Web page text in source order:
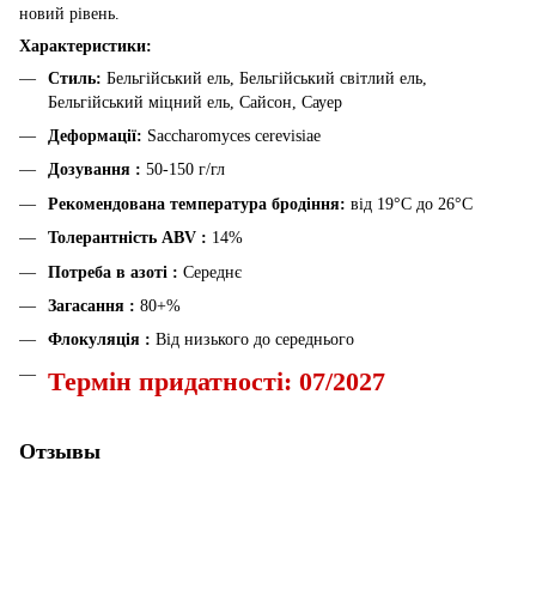
новий рівень.
Характеристики:
Стиль: Бельгійський ель, Бельгійський світлий ель,
Бельгійський міцний ель, Сайсон, Сауер
Деформації: Saccharomyces cerevisiae
Дозування : 50-150 г/гл
Рекомендована температура бродіння: від 19°C до 26°C
Толерантність ABV : 14%
Потреба в азоті : Середнє
Загасання : 80+%
Флокуляція : Від низького до середнього
Термін придатності: 07/2027
Отзывы